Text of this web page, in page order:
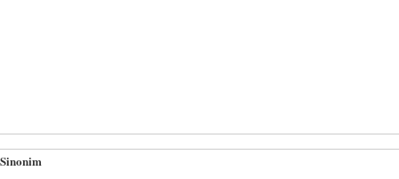
Sinonim